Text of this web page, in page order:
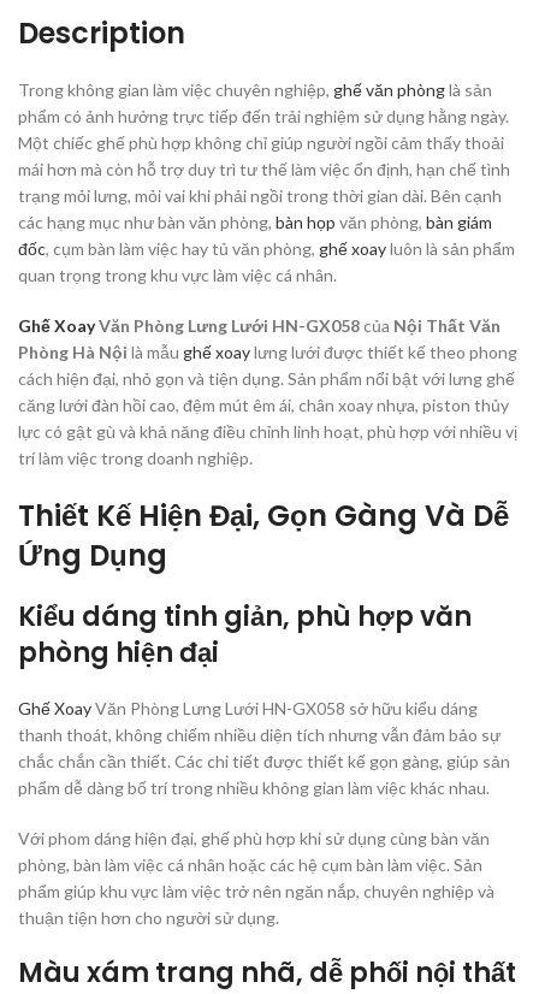
Description
Trong không gian làm việc chuyên nghiệp, ghế văn phònglà sản
phẩm có ảnh hưởng trực tiếp đến trải nghiệm sử dụng hằng ngày.
Một chiếc ghế phù hợp không chỉ giúp người ngồi cảm thấy thoải
mái hơn mà còn hỗ trợ duy trì tư thế làm việc ổn định, hạn chế tình
trạng mỏi lưng, mỏi vai khi phải ngồi trong thời gian dài. Bên cạnh
các hạng mục như bàn văn phòng,bàn họp văn phòng,bàn giám
đốc, cụm bàn làm việc hay tủ văn phòng, ghế xoayluôn là sản phẩm
quan trọng trong khu vực làm việc cá nhân.
Ghế XoayVăn Phòng Lưng Lưới HN-GX058của Nội Thất Văn
Phòng Hà Nội là mẫu ghế xoaylưng lưới được thiết kế theo phong
cách hiện đại, nhỏ gọn và tiện dụng. Sản phẩm nổi bật với lưng ghế
căng lưới đàn hồi cao, đệm mút êm ái, chân xoay nhựa, piston thủy
lực có gật gù và khả năng điều chỉnh linh hoạt, phù hợp với nhiều vị
trí làm việc trong doanh nghiệp.
Thiết Kế Hiện Đại, Gọn Gàng Và Dễ
Ứng Dụng
Kiểu dáng tinh giản, phù hợp văn
phòng hiện đại
Ghế XoayVăn Phòng Lưng Lưới HN-GX058 sở hữu kiểu dáng
thanh thoát, không chiếm nhiều diện tích nhưng vẫn đảm bảo sự
chắc chắn cần thiết. Các chi tiết được thiết kế gọn gàng, giúp sản
phẩm dễ dàng bố trí trong nhiều không gian làm việc khác nhau.
Với phom dáng hiện đại, ghế phù hợp khi sử dụng cùng bàn văn
phòng, bàn làm việc cá nhân hoặc các hệ cụm bàn làm việc. Sản
phẩm giúp khu vực làm việc trở nên ngăn nắp, chuyên nghiệp và
thuận tiện hơn cho người sử dụng.
Màu xám trang nhã, dễ phối nội thất